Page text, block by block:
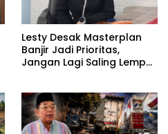
Lesty Desak Masterplan
Banjir Jadi Prioritas,
Jangan Lagi Saling Lempar